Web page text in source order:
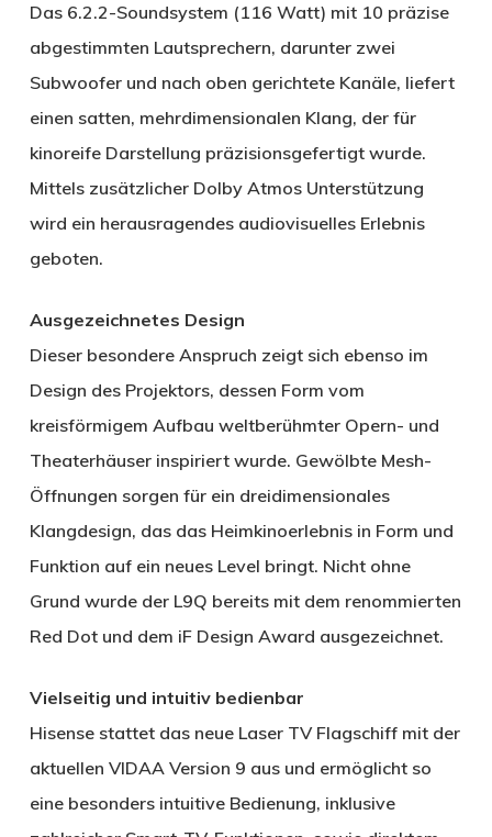
Das 6.2.2-Soundsystem (116 Watt) mit 10 präzise
abgestimmten Lautsprechern, darunter zwei
Subwoofer und nach oben gerichtete Kanäle, liefert
einen satten, mehrdimensionalen Klang, der für
kinoreife Darstellung präzisionsgefertigt wurde.
Mittels zusätzlicher Dolby Atmos Unterstützung
wird ein herausragendes audiovisuelles Erlebnis
geboten.
Ausgezeichnetes Design
Dieser besondere Anspruch zeigt sich ebenso im
Design des Projektors, dessen Form vom
kreisförmigem Aufbau weltberühmter Opern- und
Theaterhäuser inspiriert wurde. Gewölbte Mesh-
Öffnungen sorgen für ein dreidimensionales
Klangdesign, das das Heimkinoerlebnis in Form und
Funktion auf ein neues Level bringt. Nicht ohne
Grund wurde der L9Q bereits mit dem renommierten
Red Dot und dem iF Design Award ausgezeichnet.
Vielseitig und intuitiv bedienbar
Hisense stattet das neue Laser TV Flagschiff mit der
aktuellen VIDAA Version 9 aus und ermöglicht so
eine besonders intuitive Bedienung, inklusive